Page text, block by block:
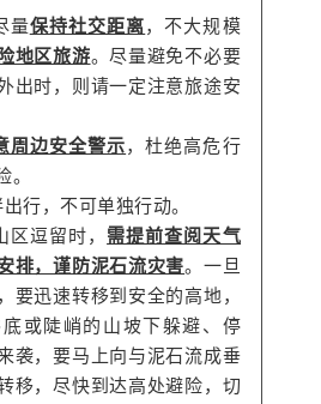
量保持社交距离，不大规模
地区旅游。尽量避免不必要
出时，则请一定注意旅途安
周边安全警示，杜绝高危行
。
行，不可单独行动。
逗留时， 需提前查阅天气
排，谨防泥石流灾害。一旦
要迅速转移到安全的高地，
或陡峭的山坡下躲避、停
袭，要马上向与泥石流成垂
移，尽快到达高处避险，切